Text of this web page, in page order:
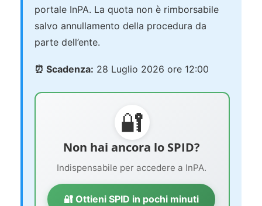
portale InPA. La quota non è rimborsabile
salvo annullamento della procedura da
parte dell’ente.
⏰ Scadenza: 28 Luglio 2026 ore 12:00
🔐
Non hai ancora lo SPID?
Indispensabile per accedere a InPA.
🔐 Ottieni SPID in pochi minuti